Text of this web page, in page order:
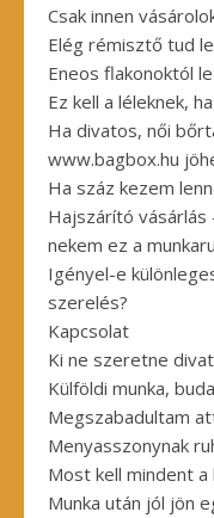
Csak innen
Elég rémisztő tud
Eneos flakonoktól
Ez kell a léleknek,
Ha divatos, női
www.bagbox.hu
Ha száz kezem
Hajszárító
nekem ez a
Igényel-e
szerelés?
Kapcsolat
Ki ne szeretne
Külföldi munka,
Megszabadultam
Menyasszonynak
Most kell mindent
Munka után jól jön